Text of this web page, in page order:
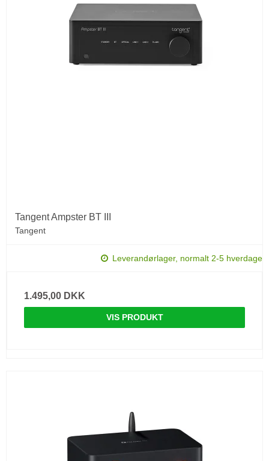
Tangent Ampster BT III
Tangent
Leverandørlager, normalt 2-5 hverdage
1.495,00 DKK
VIS PRODUKT